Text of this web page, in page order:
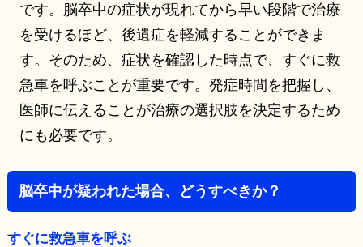
です。脳卒中の症状が現れてから早い段階で治療
を受けるほど、後遺症を軽減することができま
す。そのため、症状を確認した時点で、すぐに救
急車を呼ぶことが重要です。発症時間を把握し、
医師に伝えることが治療の選択肢を決定するため
にも必要です。
脳卒中が疑われた場合、どうすべきか？
すぐに救急車を呼ぶ